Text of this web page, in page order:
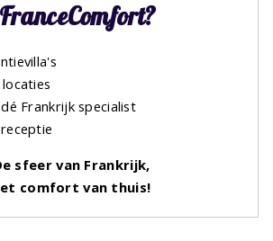
Frankrijk specialist
sfeer van Frankrijk,
comfort van thuis!